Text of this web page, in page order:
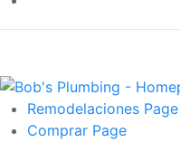
Remodelaciones Page
Comprar Page